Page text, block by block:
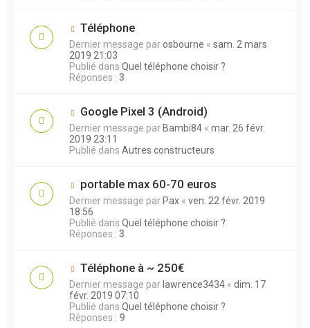
Téléphone
Dernier message parosbourne « sam. 2 mars
2019 21:03
Publié dans Quel téléphone choisir ?
Réponses : 3
Google Pixel 3 (Android)
Dernier message par Bambi84 « mar. 26 févr.
2019 23:11
Publié dans Autres constructeurs
portable max 60-70 euros
Dernier message par Pax « ven. 22 févr. 2019
18:56
Publié dans Quel téléphone choisir ?
Réponses : 3
Téléphone à ~ 250€
Dernier message par lawrence3434 « dim. 17
févr. 2019 07:10
Publié dans Quel téléphone choisir ?
Réponses : 9